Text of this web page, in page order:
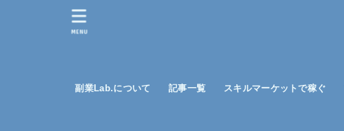
副業Lab.について 記事一覧 スキルマーケットで稼ぐ
MENU